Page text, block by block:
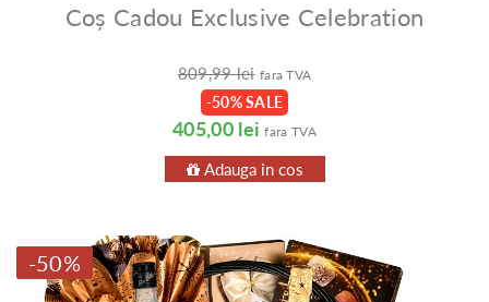
Coș Cadou Exclusive Celebration
809,99 lei fara TVA
-50% SALE
405,00 lei fara TVA
Adauga in cos
-50%